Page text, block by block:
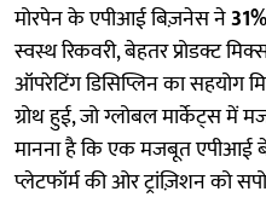
मोरपेन के एपीआई बिज़नेस ने31%
स्वस्थ रिकवरी, बेहतर प्रोडक्ट
ऑपरेटिंग डिसिप्लिन का सहयोग
ग्रोथ हुई, जो ग्लोबल मार्केट्स में
मानना है कि एक मजबूत एपीआई
प्लेटफॉर्म की ओर ट्रांज़िशन को